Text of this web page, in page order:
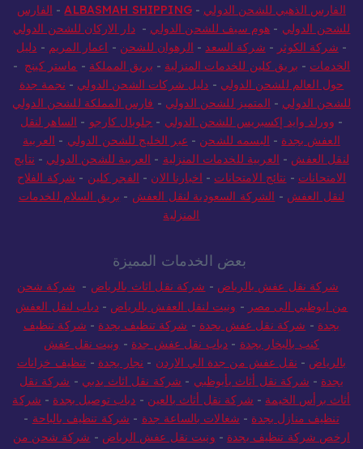
الفارس الذهبي للشحن الدولي -
ALBASMAH SHIPPING
- الفارس
للشحن الدولي - هوم سيف للشحن الدولي -دار الاركان للشحن الدولي
- شركة الكوثر - شركة السعد - الرهوان للشحن - اعمار المريم - دليل
الخدمات - بريق كلين للخدمات المنزلية - بريق المملكة - ماستر كينج -
حول العالم للشحن الدولي - دليل شركات الشحن الدولي - نجمة جدة
للشحن الدولي - المتميز للشحن الدولي - فارس المملكة للشحن الدولي
- وورلد وايد إكسبريس للشحن الدولي - جلوبال كارجو - الساهر لنقل
العفش بجدة - البسمه للشحن - عبر الخليج للشحن الدولي - العربية
لنقل العفش - العربية للخدمات المنزلية - العربية للشحن الدولي - نتايج
الامتحانات - نتائج الامتحانات - اخبارنا الان - الفجر كلين - شركة الفلاح
لنقل العفش - الشركة السعودية لنقل العفش - بريق السلام للخدمات
المنزلية
بعض الخدمات المميزة
شركة نقل عفش بالرياض - شركة نقل اثاث بالرياض - شركة شحن
من ابوظبي الى مصر - ونيت لنقل العفش بالرياض -دباب لنقل العفش
بجدة - شركة نقل عفش بجدة - شركة تنظيف بجدة - شركة تنظيف
كنب بالبخار بجدة - دباب نقل عفش جدة - ونيت نقل عفش
بالرياض - نقل عفش من جدة الي الاردن - نجار بجدة - تنظيف خزانات
بجدة - شركة نقل أثاث بأبوظبي - شركة نقل اثاث بدبي - شركة نقل
أثاث برأس الخيمة - شركة نقل أثاث بالعين - دباب توصيل بجدة - شركة
تنظيف منازل بجدة - شغالات بالساعة جدة - شركة تنظيف بالباحة -
ارخص شركة تنظيف بجدة - ونيت نقل عفش الرياض - شركة شحن من